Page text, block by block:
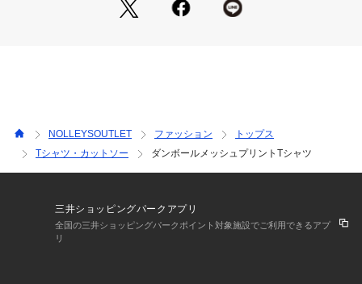
気になる商品は、お気に入り登録がオススメです！
おりますが、お客様がご利用のモニターの設定及び特性によ
り、実際の商品と比較し色味に若干の誤差が生じる場合があり
ます。
工、サイズが若干異なる場合がございます。
NOLLEYSOUTLET ファッション
トップス
Tシャツ・カットソー
ダンボールメッシュプリントTシャツ
三井ショッピングパークアプリ
全国の三井ショッピングパークポイント対象施設でご利用できるアプ
リ